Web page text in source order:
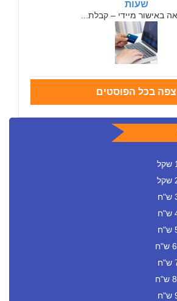
שעות
באישור מיידי – קבלת...
צפה בכל הפוסטים